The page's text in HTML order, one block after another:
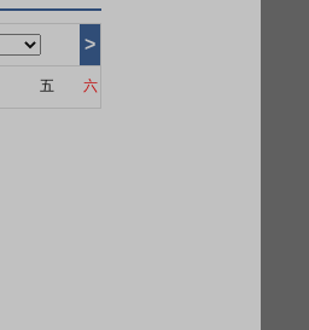
>
五 六